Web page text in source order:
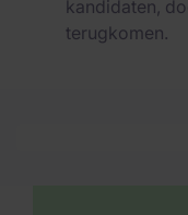
kandidaten,
terugkomen.